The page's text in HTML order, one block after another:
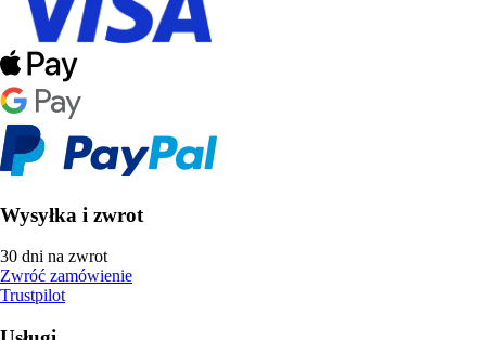
Wysyłka i zwrot
30 dni na zwrot
Zwróć zamówienie
Trustpilot